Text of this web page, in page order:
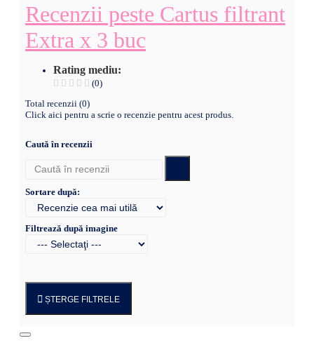
Recenzii peste Cartus filtrant
Extra x 3 buc
Rating mediu:
(0)
Total recenzii (0)
Click aici pentru a scrie o recenzie pentru acest produs.
Caută în recenzii
Sortare după:
Filtrează după imagine
ȘTERGE FILTRELE